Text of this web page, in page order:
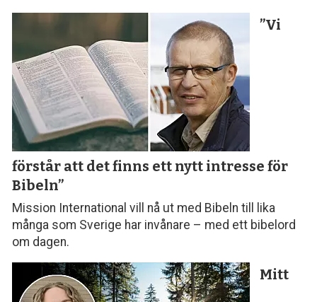
”Vi
förstår att det finns ett nytt intresse för
Bibeln”
Mission International vill nå ut med Bibeln till lika
många som Sverige har invånare – med ett bibelord
om dagen.
Mitt